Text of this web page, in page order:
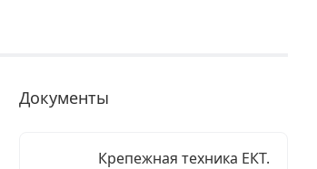
Документы
Крепежная техника ЕКТ.